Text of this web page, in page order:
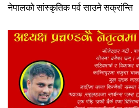
नेपालको सांस्कृतिक पर्व साउने सक्रांन्ति